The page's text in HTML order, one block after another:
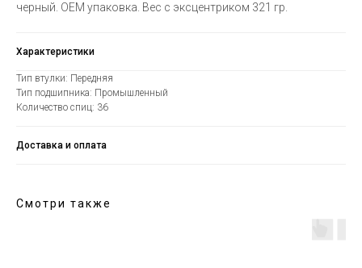
черный. ОЕМ упаковка. Вес с эксцентриком 321 гр.
Характеристики
Тип втулки: Передняя
Тип подшипника: Промышленный
Количество спиц: 36
Доставка и оплата
Смотри также